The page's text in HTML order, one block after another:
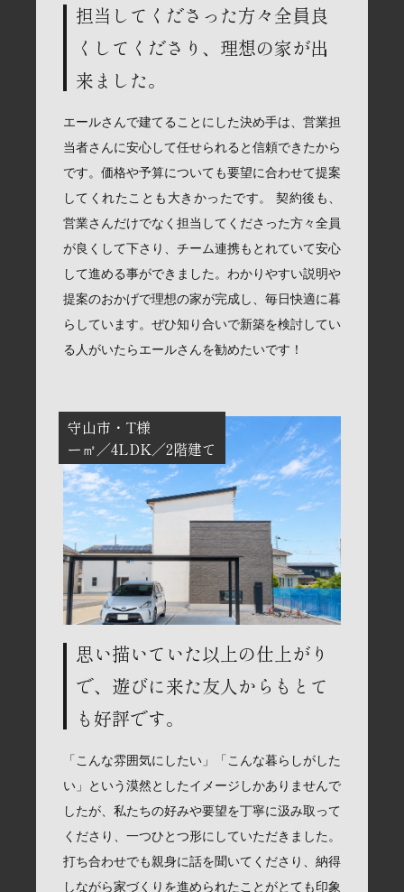
担当してくださった方々全員良
くしてくださり、理想の家が出
来ました。
エールさんで建てることにした決め手は、営業担
当者さんに安心して任せられると信頼できたから
です。価格や予算についても要望に合わせて提案
してくれたことも大きかったです。 契約後も、
営業さんだけでなく担当してくださった方々全員
が良くして下さり、チーム連携もとれていて安心
して進める事ができました。わかりやすい説明や
提案のおかげで理想の家が完成し、毎日快適に暮
らしています。ぜひ知り合いで新築を検討してい
る人がいたらエールさんを勧めたいです！
守山市
T様
ー㎡
4LDK 2階建て
思い描いていた以上の仕上がり
で、遊びに来た友人からもとて
も好評です。
「こんな雰囲気にしたい」「こんな暮らしがした
い」という漠然としたイメージしかありませんで
したが、私たちの好みや要望を丁寧に汲み取って
くださり、一つひとつ形にしていただきました。
打ち合わせでも親身に話を聞いてくださり、納得
しながら家づくりを進められたことがとても印象